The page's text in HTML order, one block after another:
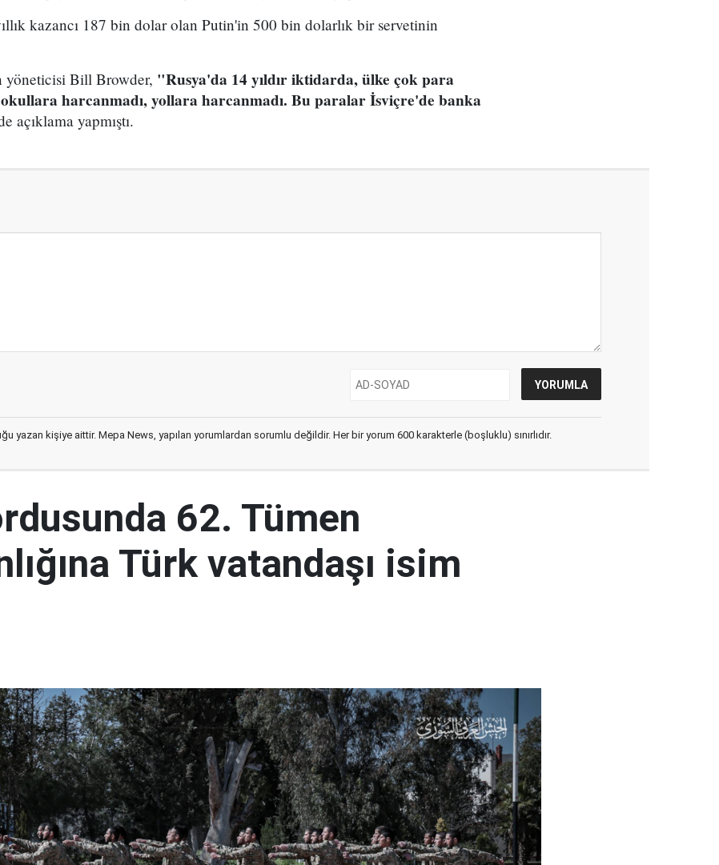
kazancı 187 bin dolar olan Putin'in 500 bin dolarlık bir servetinin
yöneticisi Bill Browder, "Rusya'da 14 yıldır iktidarda, ülke çok para
harcanmadı, yollara harcanmadı. Bu paralar İsviçre'de banka
açıklama yapmıştı.
yazan kişiye aittir. Mepa News, yapılan yorumlardan sorumlu değildir. Her bir yorum 600 karakterle (boşluklu) sınırlıdır.
62. Tümen
Türk vatandaşı isim